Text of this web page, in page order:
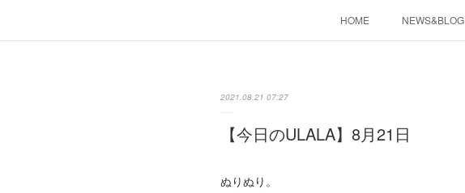
HOME NEWS&BLOG
2021.08.21 07:27
【今日のULALA】8月21日
ぬりぬり。